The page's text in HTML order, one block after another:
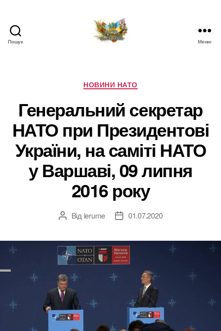
Пошук
Новини
про
НАТО
в
Україні
Меню
Категорії
НОВИНИ НАТО
Генеральний секретар
НАТО при Президентові
України, на саміті НАТО
у Варшаві, 09 липня
2016 року
Автор
Від lerume
Дата01.07.2020